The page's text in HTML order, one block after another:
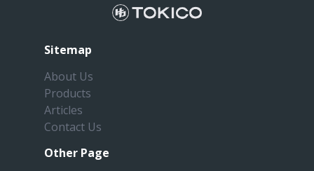
Sitemap
About Us
Products
Articles
Contact Us
Other Page